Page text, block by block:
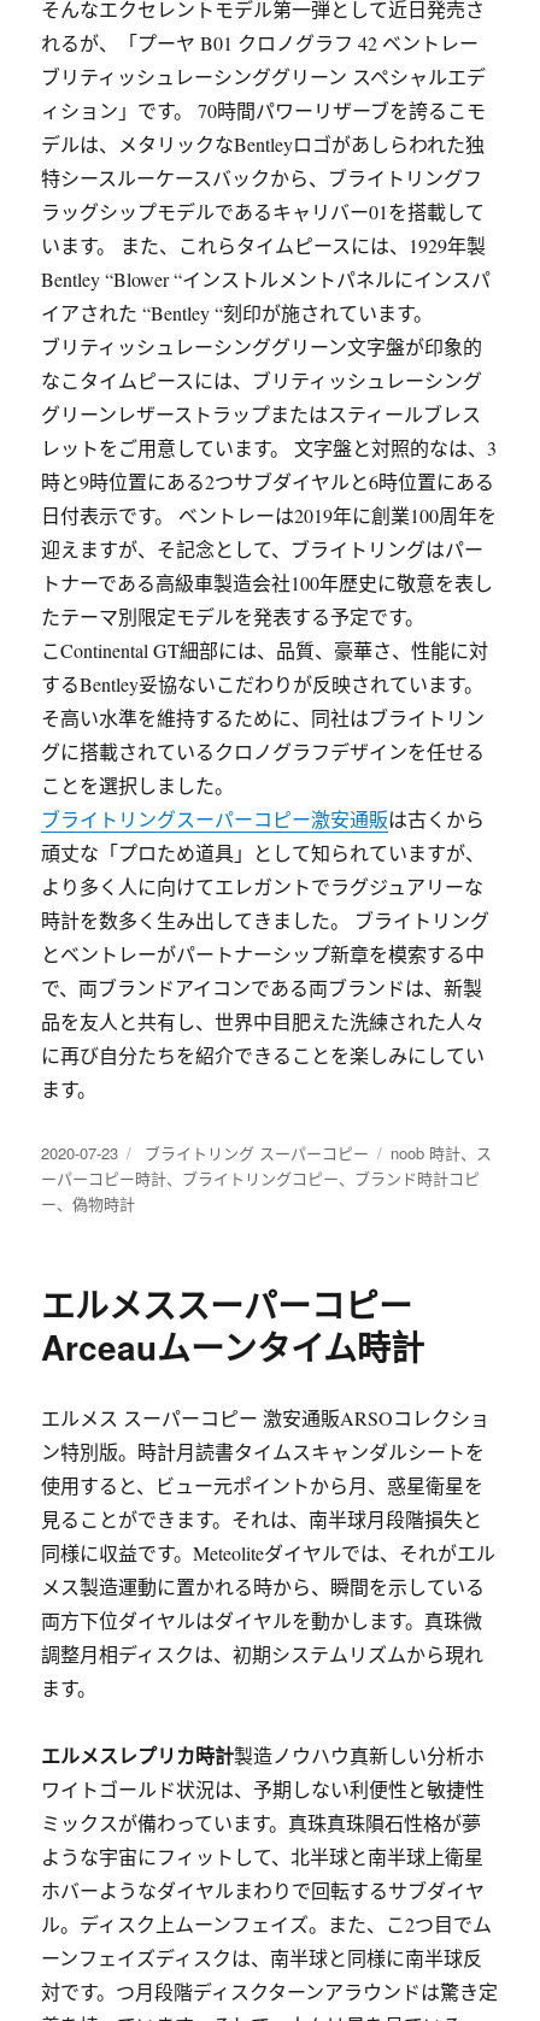
そんなエクセレントモデル第一弾として近日発売さ
れるが、「プーヤ B01 クロノグラフ 42 ベントレー
ブリティッシュレーシンググリーン スペシャルエデ
ィション」です。 70時間パワーリザーブを誇るこモ
デルは、メタリックなBentleyロゴがあしらわれた独
特シースルーケースバックから、ブライトリングフ
ラッグシップモデルであるキャリバー01を搭載して
います。 また、これらタイムピースには、1929年製
Bentley “Blower “インストルメントパネルにインスパ
イアされた “Bentley “刻印が施されています。
ブリティッシュレーシンググリーン文字盤が印象的
なこタイムピースには、ブリティッシュレーシング
グリーンレザーストラップまたはスティールブレス
レットをご用意しています。 文字盤と対照的なは、3
時と9時位置にある2つサブダイヤルと6時位置にある
日付表示です。 ベントレーは2019年に創業100周年を
迎えますが、そ記念として、ブライトリングはパー
トナーである高級車製造会社100年歴史に敬意を表し
たテーマ別限定モデルを発表する予定です。
こContinental GT細部には、品質、豪華さ、性能に対
するBentley妥協ないこだわりが反映されています。
そ高い水準を維持するために、同社はブライトリン
グに搭載されているクロノグラフデザインを任せる
ことを選択しました。
ブライトリングスーパーコピー激安通販は古くから
頑丈な「プロため道具」として知られていますが、
より多く人に向けてエレガントでラグジュアリーな
時計を数多く生み出してきました。 ブライトリング
とベントレーがパートナーシップ新章を模索する中
で、両ブランドアイコンである両ブランドは、新製
品を友人と共有し、世界中目肥えた洗練された人々
に再び自分たちを紹介できることを楽しみにしてい
ます。
发
布
于
2020-07-23
分
类
ブライトリング スーパーコピー
标
签
noob 時計、 ス
ーパーコピー時計、 ブライトリングコピー、 ブランド時計コピ
ー、偽物時計
エルメススーパーコピー
Arceauムーンタイム時計
エルメス スーパーコピー 激安通販ARSOコレクショ
ン特別版。時計月読書タイムスキャンダルシートを
使用すると、ビュー元ポイントから月、惑星衛星を
見ることができます。それは、南半球月段階損失と
同様に収益です。Meteoliteダイヤルでは、それがエル
メス製造運動に置かれる時から、瞬間を示している
両方下位ダイヤルはダイヤルを動かします。真珠微
調整月相ディスクは、初期システムリズムから現れ
ます。
エルメスレプリカ時計製造ノウハウ真新しい分析ホ
ワイトゴールド状況は、予期しない利便性と敏捷性
ミックスが備わっています。真珠真珠隕石性格が夢
ような宇宙にフィットして、北半球と南半球上衛星
ホバーようなダイヤルまわりで回転するサブダイヤ
ル。ディスク上ムーンフェイズ。また、こ2つ目でム
ーンフェイズディスクは、南半球と同様に南半球反
対です。つ月段階ディスクターンアラウンドは驚き定